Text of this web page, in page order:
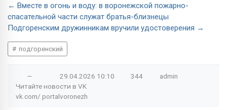
← Вместе в огонь и воду: в воронежской пожарно-
спасательной части служат братья-близнецы
Подгоренским дружинникам вручили удостоверения →
подгоренский
— 29.04.2026 10:10 344
admin
Читайте новости в VK
vk.com/ portalvoronezh